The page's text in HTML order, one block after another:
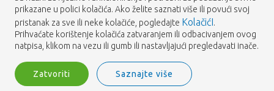
prikazane u polici kolačića. Ako želite saznati više ili povući svoj
pristanak za sve ili neke kolačiće, pogledajte KolačićI.
Prihvaćate korištenje kolačića zatvaranjem ili odbacivanjem ovog
natpisa, klikom na vezu ili gumb ili nastavljajući pregledavati inače.
Zatvoriti Saznajte više